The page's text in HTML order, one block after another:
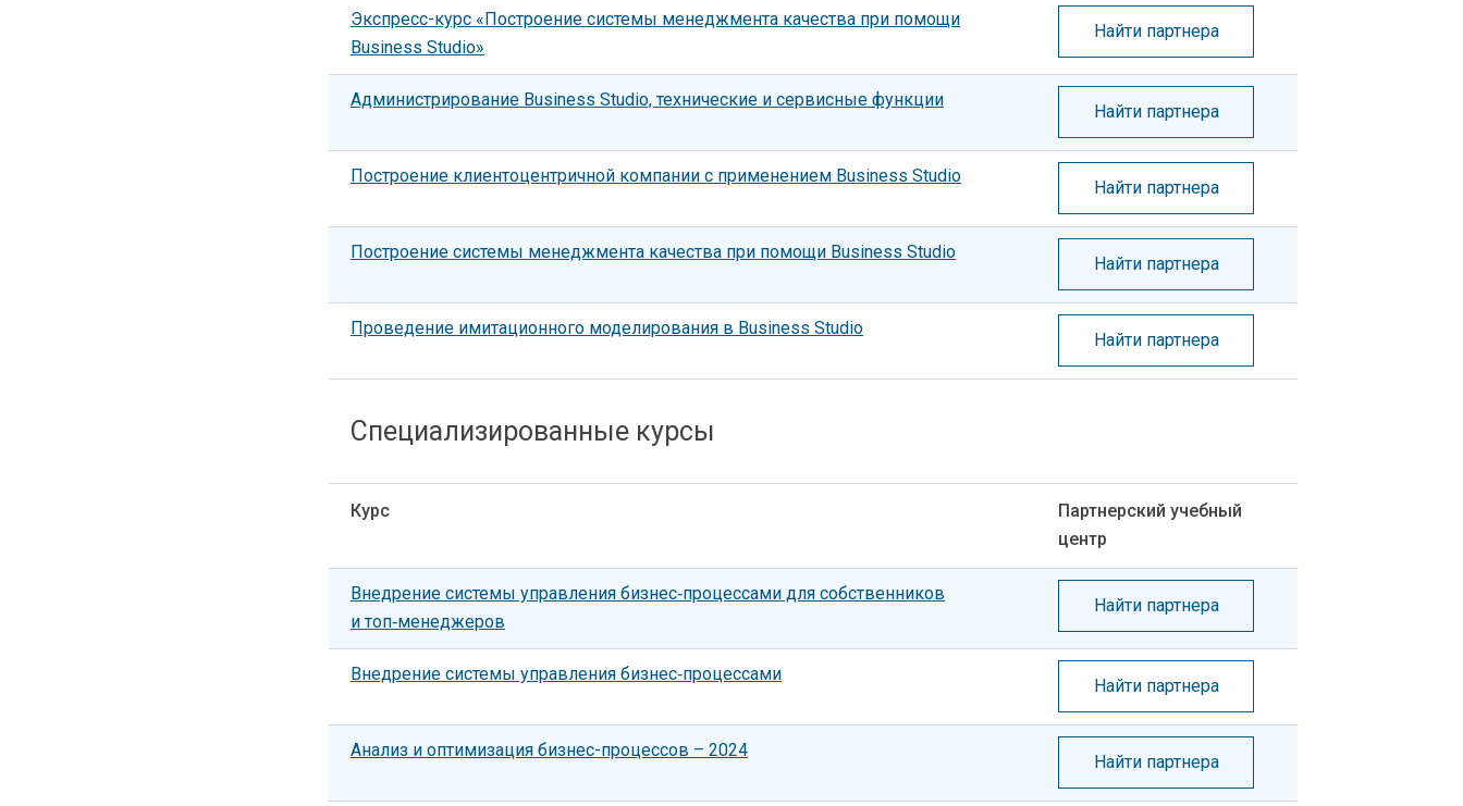
Экспресс-курс «Построение системы менеджмента качества при помощи
Business Studio»
Найти партнера
Администрирование Business Studio, технические и сервисные функции
Найти партнера
Построение клиентоцентричной компании с применением Business Studio
Найти партнера
Построение системы менеджмента качества при помощи Business Studio
Найти партнера
Проведение имитационного моделирования в Business Studio
Найти партнера
Специализированные курсы
Курс
Партнерский учебный
центр
Внедрение системы управления бизнес‑процессами для собственников
и топ‑менеджеров
Найти партнера
Внедрение системы управления бизнес‑процессами
Найти партнера
Анализ и оптимизация бизнес-процессов – 2024
Найти партнера